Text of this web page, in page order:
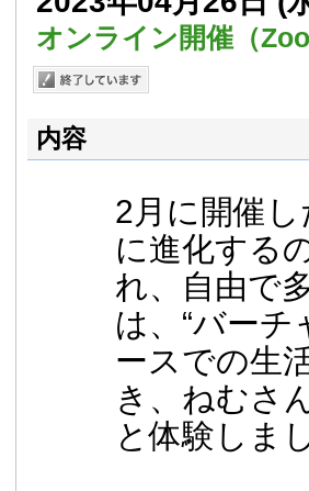
オンライン開催（
内容
2月に開催
に進化する
れ、自由で
は、“バー
ースでの生
き、ねむさ
と体験しま